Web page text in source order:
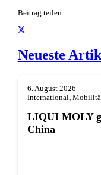
Beitrag teilen:
Neueste
6. August 2026
International,
LIQUI MOLY
China